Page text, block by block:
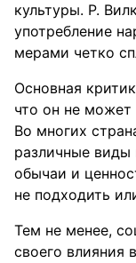
культуры. Р.
употребление
мерами четко
Основная
что он не может
Во многих
различные виды
обычаи и
не подходить
Тем не менее,
своего влияния